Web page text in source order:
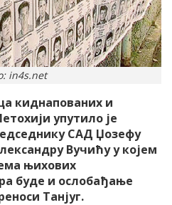
in4s.net
киднапованих и
упутило је
САД Џозефу
Вучићу у којем
њихових
буде и ослобађање
Танјуг.